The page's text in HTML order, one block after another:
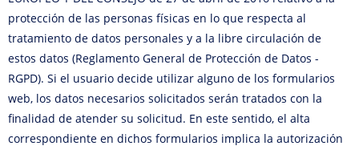
protección de las personas físicas en lo que respecta al
tratamiento de datos personales y a la libre circulación de
estos datos (Reglamento General de Protección de Datos -
RGPD). Si el usuario decide utilizar alguno de los formularios
web, los datos necesarios solicitados serán tratados con la
finalidad de atender su solicitud. En este sentido, el alta
correspondiente en dichos formularios implica la autorización